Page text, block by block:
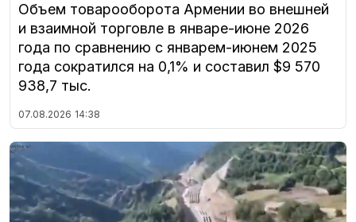
Объем товарооборота Армении во внешней
и взаимной торговле в январе-июне 2026
года по сравнению с январем-июнем 2025
года сократился на 0,1% и составил $9 570
938,7 тыс.
07.08.2026 14:38